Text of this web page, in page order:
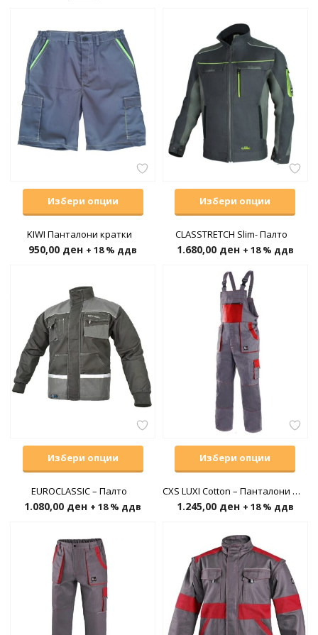
Избери опции
KIWI Панталони кратки
950,00 ден + 18 % ддв
Избери опции
CLASSTRETCH Slim- Палто
1.680,00 ден + 18 % ддв
Избери опции
EUROCLASSIC – Палто
1.080,00 ден + 18 % ддв
Избери опции
CXS LUXI Cotton – Панталони со прерамки
1.245,00 ден + 18 % ддв